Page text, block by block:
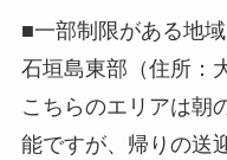
■一部制限がある地域
石垣島東部（住所：
こちらのエリアは朝
能ですが、帰りの送